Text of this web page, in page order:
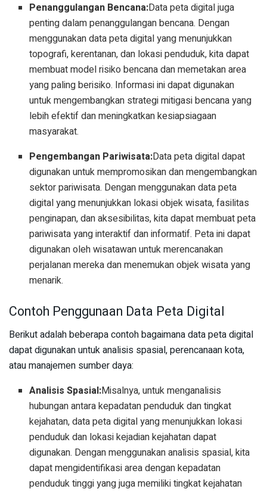
Penanggulangan Bencana:Data peta digital juga
penting dalam penanggulangan bencana. Dengan
menggunakan data peta digital yang menunjukkan
topografi, kerentanan, dan lokasi penduduk, kita dapat
membuat model risiko bencana dan memetakan area
yang paling berisiko. Informasi ini dapat digunakan
untuk mengembangkan strategi mitigasi bencana yang
lebih efektif dan meningkatkan kesiapsiagaan
masyarakat.
Pengembangan Pariwisata:Data peta digital dapat
digunakan untuk mempromosikan dan mengembangkan
sektor pariwisata. Dengan menggunakan data peta
digital yang menunjukkan lokasi objek wisata, fasilitas
penginapan, dan aksesibilitas, kita dapat membuat peta
pariwisata yang interaktif dan informatif. Peta ini dapat
digunakan oleh wisatawan untuk merencanakan
perjalanan mereka dan menemukan objek wisata yang
menarik.
Contoh Penggunaan Data Peta Digital
Berikut adalah beberapa contoh bagaimana data peta digital
dapat digunakan untuk analisis spasial, perencanaan kota,
atau manajemen sumber daya:
Analisis Spasial:Misalnya, untuk menganalisis
hubungan antara kepadatan penduduk dan tingkat
kejahatan, data peta digital yang menunjukkan lokasi
penduduk dan lokasi kejadian kejahatan dapat
digunakan. Dengan menggunakan analisis spasial, kita
dapat mengidentifikasi area dengan kepadatan
penduduk tinggi yang juga memiliki tingkat kejahatan